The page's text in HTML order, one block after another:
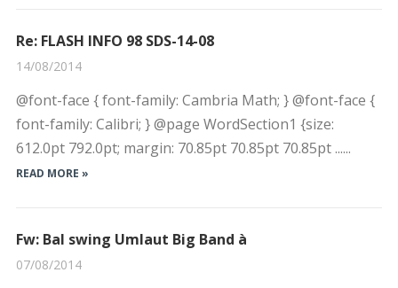
Re: FLASH INFO 98 SDS-14-08
14/08/2014
@font-face { font-family: Cambria Math; } @font-face {
font-family: Calibri; } @page WordSection1 {size:
612.0pt 792.0pt; margin: 70.85pt 70.85pt 70.85pt ......
READ MORE »
Fw: Bal swing Umlaut Big Band à
07/08/2014